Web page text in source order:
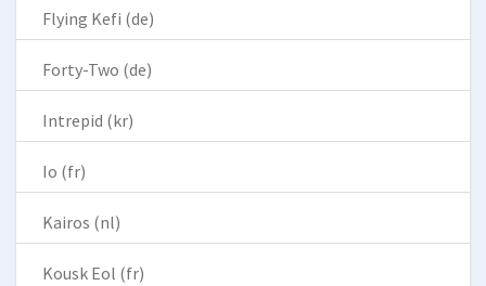
Flying Kefi (de)
Forty-Two (de)
Intrepid (kr)
Io (fr)
Kairos (nl)
Kousk Eol (fr)